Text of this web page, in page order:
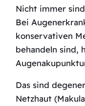
Nicht immer
Bei
konservativen
behandeln sind,
Das sind
Netzhaut